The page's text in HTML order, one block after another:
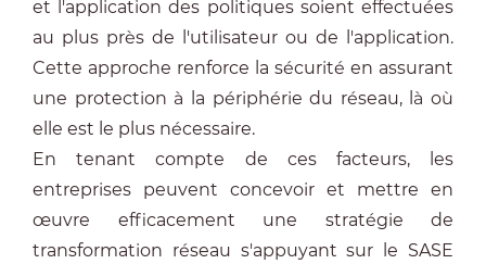
et l'application des politiques soient effectuées
au plus près de l'utilisateur ou de l'application.
Cette approche renforce la sécurité en assurant
une protection à la périphérie du réseau, là où
elle est le plus nécessaire.
En tenant compte de ces facteurs, les
entreprises peuvent concevoir et mettre en
œuvre efficacement une stratégie de
transformation réseau s'appuyant sur le SASE